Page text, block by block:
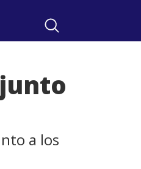
a los